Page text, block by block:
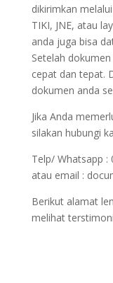
dikirimkan
TIKI, JNE, atau
anda juga bisa
Setelah
cepat dan tepat.
dokumen anda
Jika Anda
silakan hubungi
Telp/ Whatsapp :
atau email :
Berikut alamat
melihat